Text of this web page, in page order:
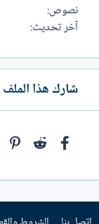
نصوص
آخر تحديث
شارك هذا الملف
فيسبوكReddit